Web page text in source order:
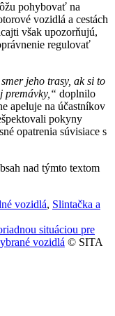
pohybovať na
vozidlá a cestách
však upozorňujú,
regulovať
jeho trasy, ak si to
premávky,“ doplnilo
apeluje na účastníkov
pokyny
opatrenia súvisiace s
nad týmto textom
vozidlá, Slintačka a
situáciou pre
vozidlá © SITA